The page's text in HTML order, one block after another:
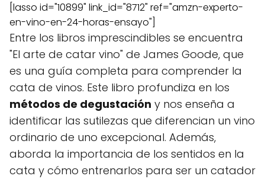
[lasso id="10899" link_id="8712" ref="amzn-experto-
en-vino-en-24-horas-ensayo"]
Entre los libros imprescindibles se encuentra
"El arte de catar vino" de James Goode, que
es una guía completa para comprender la
cata de vinos. Este libro profundiza en los
métodos de degustación y nos enseña a
identificar las sutilezas que diferencian un vino
ordinario de uno excepcional. Además,
aborda la importancia de los sentidos en la
cata y cómo entrenarlos para ser un catador